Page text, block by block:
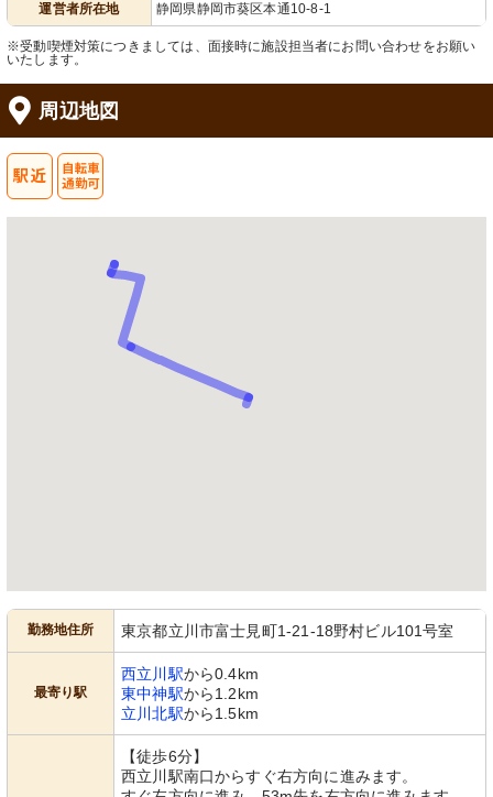
運営者所在地 静岡県静岡市葵区本通10-8-1
※受動喫煙対策につきましては、面接時に施設担当者にお問い合わせをお願い
いたします。
周辺地図
勤務地住所 東京都立川市富士見町1-21-18野村ビル101号室
最寄り駅
西立川駅から0.4km
東中神駅から1.2km
立川北駅から1.5km
【徒歩6分】
西立川駅南口からすぐ右方向に進みます。